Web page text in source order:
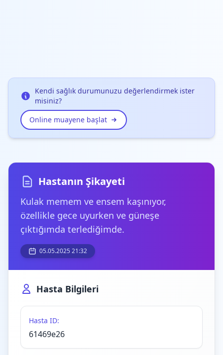
Kendi sağlık durumunuzu değerlendirmek ister
misiniz?
Online muayene başlat
Hastanın Şikayeti
Kulak memem ve ensem kaşınıyor,
özellikle gece uyurken ve güneşe
çıktığımda terlediğimde.
05.05.2025 21:32
Hasta Bilgileri
Hasta ID:
61469e26